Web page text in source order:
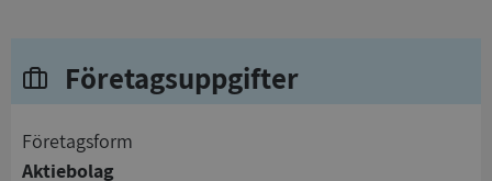
Företagsuppgifter
företagsform
Aktiebolag